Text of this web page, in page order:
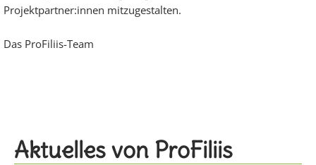
Projektpartner:innen mitzugestalten.
Das ProFiliis-Team
Aktuelles von ProFiliis